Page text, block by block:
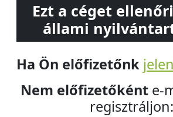
Ezt a céget
állami
Ha Ön előfizetőnk
Nem előfizetőként e-
regisztráljon: